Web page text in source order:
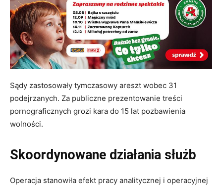
Sądy zastosowały tymczasowy areszt wobec 31
podejrzanych. Za publiczne prezentowanie treści
pornograficznych grozi kara do 15 lat pozbawienia
wolności.
Skoordynowane działania służb
Operacja stanowiła efekt pracy analitycznej i operacyjnej